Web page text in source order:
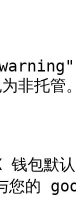
托管
包默认
您的